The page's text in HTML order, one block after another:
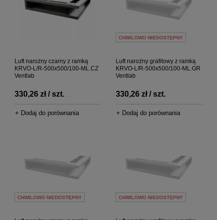
Luft narożny czarny z ramką
KRVO-L/R-500x500/100-ML.CZ
Ventlab
330,26 zł / szt.
+ Dodaj do porównania
CHWILOWO NIEDOSTĘPNY
Luft narożny grafitowy z ramką
KRVO-L/R-500x500/100-ML.GR
Ventlab
330,26 zł / szt.
+ Dodaj do porównania
CHWILOWO NIEDOSTĘPNY CHWILOWO NIEDOSTĘPNY